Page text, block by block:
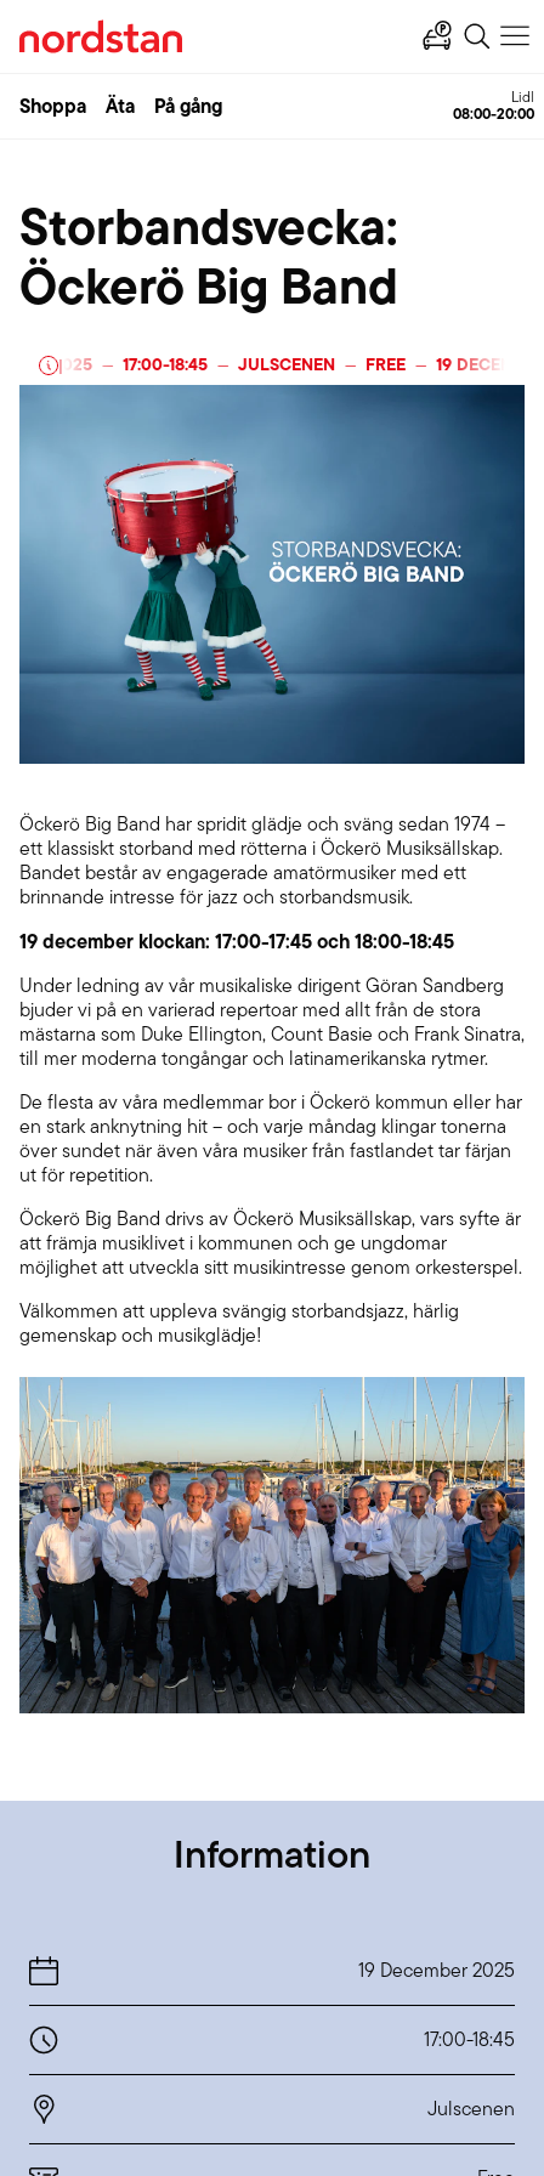
Shoppa Äta På gång Lidl
08:00-20:00
Storbandsvecka:
Öckerö Big Band
|
2025 — 17:00-18:45 — JULSCENEN — FREE — 19 DECEMBER
Öckerö Big Band har spridit glädje och sväng sedan 1974 –
ett klassiskt storband med rötterna i Öckerö Musiksällskap.
Bandet består av engagerade amatörmusiker med ett
brinnande intresse för jazz och storbandsmusik.
19 december klockan: 17:00-17:45 och 18:00-18:45
Under ledning av vår musikaliske dirigent Göran Sandberg
bjuder vi på en varierad repertoar med allt från de stora
mästarna som Duke Ellington, Count Basie och Frank Sinatra,
till mer moderna tongångar och latinamerikanska rytmer.
De flesta av våra medlemmar bor i Öckerö kommun eller har
en stark anknytning hit – och varje måndag klingar tonerna
över sundet när även våra musiker från fastlandet tar färjan
ut för repetition.
Öckerö Big Band drivs av Öckerö Musiksällskap, vars syfte är
att främja musiklivet i kommunen och ge ungdomar
möjlighet att utveckla sitt musikintresse genom orkesterspel.
Välkommen att uppleva svängig storbandsjazz, härlig
gemenskap och musikglädje!
Information
19 December 2025
17:00-18:45
Julscenen